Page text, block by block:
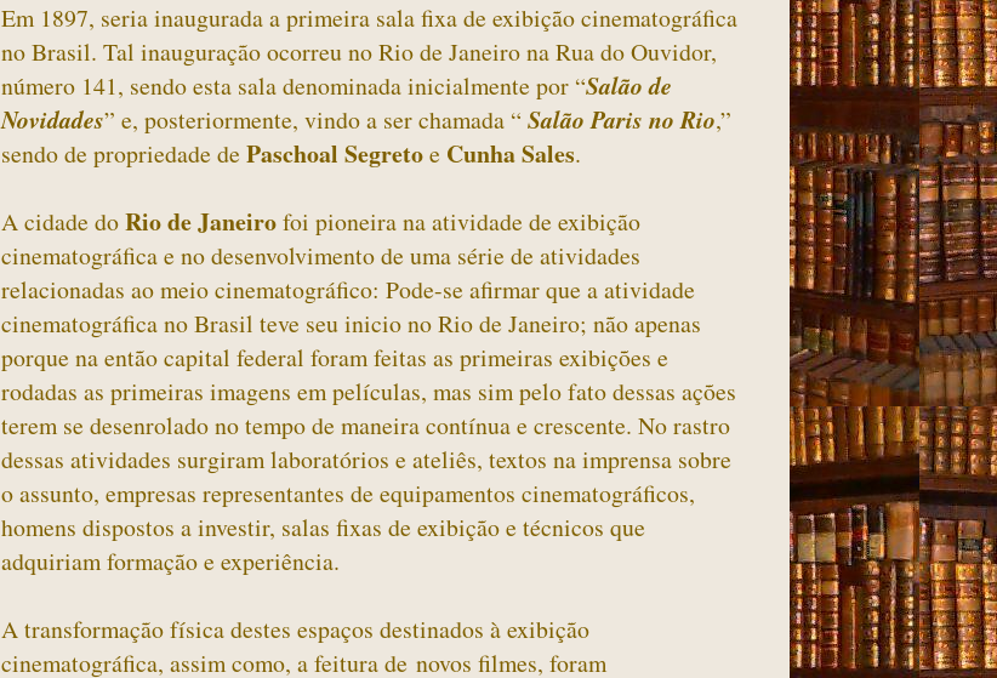
Em 1897, seria inaugurada a primeira sala fixa de exibição cinematográfica
no Brasil. Tal inauguração ocorreu no Rio de Janeiro na Rua do Ouvidor,
número 141, sendo esta sala denominada inicialmente por “Salão de
Novidades” e, posteriormente, vindo a ser chamada “ Salão Paris no Rio,”
sendo de propriedade de Paschoal Segretoe Cunha Sales.
A cidade doRio de Janeirofoi pioneira na atividade de exibição
cinematográfica e no desenvolvimento de uma série de atividades
relacionadas ao meio cinematográfico: Pode-se afirmar que a atividade
cinematográfica no Brasil teve seu inicio no Rio de Janeiro; não apenas
porque na então capital federal foram feitas as primeiras exibições e
rodadas as primeiras imagens em películas, mas sim pelo fato dessas ações
terem se desenrolado no tempo de maneira contínua e crescente. No rastro
dessas atividades surgiram laboratórios e ateliês, textos na imprensa sobre
o assunto, empresas representantes de equipamentos cinematográficos,
homens dispostos a investir, salas fixas de exibição e técnicos que
adquiriam formação e experiência.
A transformação física destes espaços destinados à exibição
cinematográfica, assim como, a feitura de novos filmes, foram